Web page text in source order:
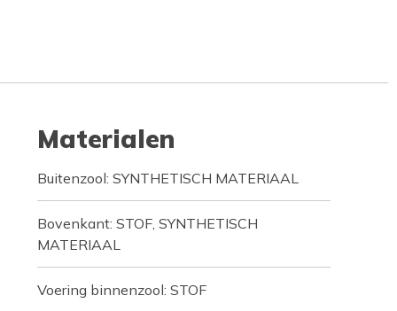
Materialen
Buitenzool: SYNTHETISCH MATERIAAL
Bovenkant: STOF, SYNTHETISCH
MATERIAAL
Voering binnenzool: STOF